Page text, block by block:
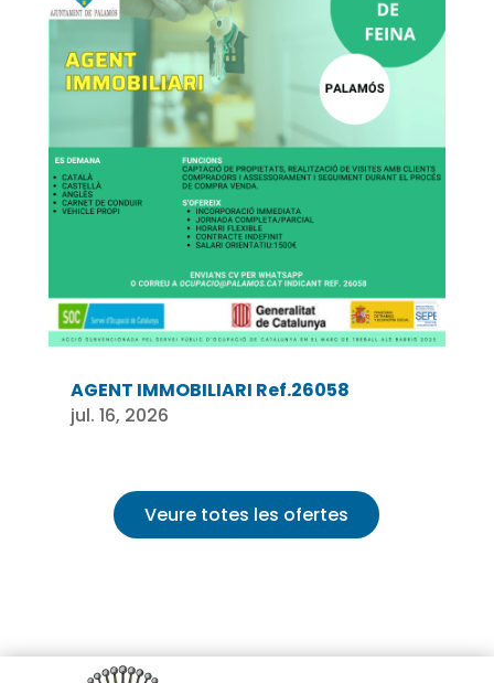
AGENT IMMOBILIARI Ref.26058
jul. 16, 2026
Veure totes les ofertes